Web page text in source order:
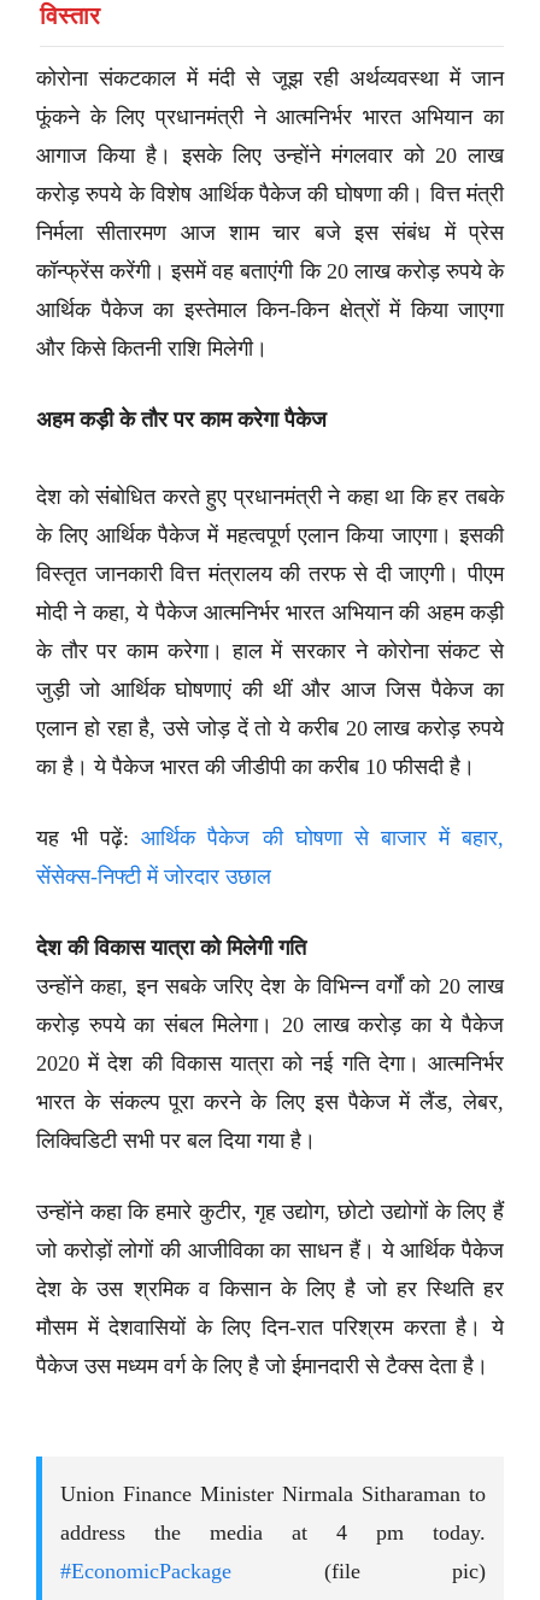
विस्तार
कोरोना संकटकाल में मंदी से जूझ रही अर्थव्यवस्था में जान
फूंकने के लिए प्रधानमंत्री ने आत्मनिर्भर भारत अभियान का
आगाज किया है। इसके लिए उन्होंने मंगलवार को 20 लाख
करोड़ रुपये के विशेष आर्थिक पैकेज की घोषणा की। वित्त मंत्री
निर्मला सीतारमण आज शाम चार बजे इस संबंध में प्रेस
कॉन्फ्रेंस करेंगी। इसमें वह बताएंगी कि 20 लाख करोड़ रुपये के
आर्थिक पैकेज का इस्तेमाल किन-किन क्षेत्रों में किया जाएगा
और किसे कितनी राशि मिलेगी।
अहम कड़ी के तौर पर काम करेगा पैकेज
देश को संंबोधित करते हुए प्रधानमंत्री ने कहा था कि हर तबके
के लिए आर्थिक पैकेज में महत्वपूर्ण एलान किया जाएगा। इसकी
विस्तृत जानकारी वित्त मंत्रालय की तरफ से दी जाएगी। पीएम
मोदी ने कहा, ये पैकेज आत्मनिर्भर भारत अभियान की अहम कड़ी
के तौर पर काम करेगा। हाल में सरकार ने कोरोना संकट से
जुड़ी जो आर्थिक घोषणाएं की थीं और आज जिस पैकेज का
एलान हो रहा है, उसे जोड़ दें तो ये करीब 20 लाख करोड़ रुपये
का है। ये पैकेज भारत की जीडीपी का करीब 10 फीसदी है।
यह भी पढ़ें:आर्थिक पैकेज की घोषणा से बाजार में बहार,
सेंसेक्स-निफ्टी में जोरदार उछाल
देश की विकास यात्रा को मिलेगी गति
उन्होंने कहा, इन सबके जरिए देश के विभिन्न वर्गों को 20 लाख
करोड़ रुपये का संबल मिलेगा। 20 लाख करोड़ का ये पैकेज
2020 में देश की विकास यात्रा को नई गति देगा। आत्मनिर्भर
भारत के संकल्प पूरा करने के लिए इस पैकेज में लैंड, लेबर,
लिक्विडिटी सभी पर बल दिया गया है।
उन्होंने कहा कि हमारे कुटीर, गृह उद्योग, छोटो उद्योगों के लिए हैं
जो करोड़ों लोगों की आजीविका का साधन हैं। ये आर्थिक पैकेज
देश के उस श्रमिक व किसान के लिए है जो हर स्थिति हर
मौसम में देशवासियों के लिए दिन-रात परिश्रम करता है। ये
पैकेज उस मध्यम वर्ग के लिए है जो ईमानदारी से टैक्स देता है।
Union Finance Minister Nirmala Sitharaman to
address the media at 4 pm today.
#EconomicPackage (file pic)